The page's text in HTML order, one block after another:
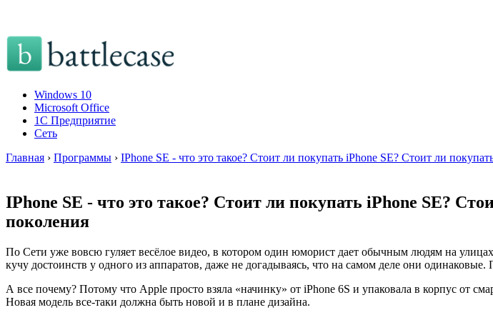
Windows 10
Microsoft Office
1C Предприятие
Сеть
Главная › Программы › IPhone SE - что это такое? Стоит ли покупать iPhone SE? Стоит ли
IPhone SE - что это такое? Стоит ли покупать iPhone SE?
поколения
По Сети уже вовсю гуляет весёлое видео, в котором один юморист дает обычным людям на
кучу достоинств у одного из аппаратов, даже не догадываясь, что на самом деле они
А все почему? Потому что Apple просто взяла «начинку» от iPhone 6S и упаковала в корпус от
Новая модель все-таки должна быть новой и в плане дизайна.